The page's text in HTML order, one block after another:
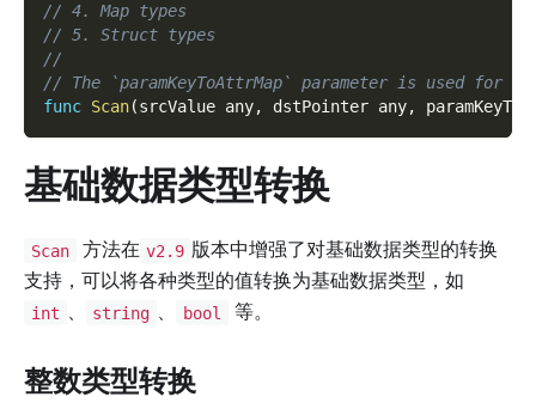
// 4. Map types
// 5. Struct types
//
// The `paramKeyToAttrMap` parameter is used for
func Scan(srcValue any, dstPointer any,
基础数据类型转换
Scan 方法在 v2.9 版本中增强了对基础数据类型的转换
支持，可以将各种类型的值转换为基础数据类型，如
int 、 string 、 bool 等。
整数类型转换